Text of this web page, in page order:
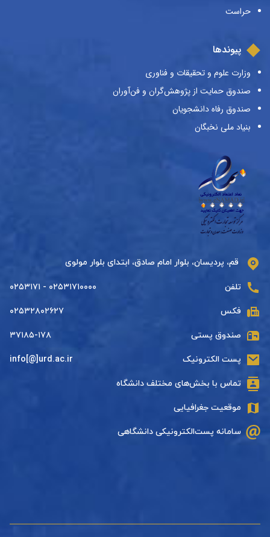
حراست
پیوندها
وزارت علوم و تحقیقات و فناوری
صندوق حمایت از پژوهش‌گران و فن‌آوران
صندوق رفاه دانشجویان
بنیاد ملی نخبگان
قم، پردیسان، بلوار امام صادق، ابتدای بلوار مولوی
تلفن ۰۲۵۳۱۷۱۰۰۰۰ - ۰۲۵۳۱۷۱
فکس ۰۲۵۳۲۸۰۲۶۲۷
صندوق پستی ۳۷۱۸۵-۱۷۸
پست الکترونیک info[@]urd.ac.ir
تماس با بخش‌های مختلف دانشگاه
موقعیت جغرافیایی
سامانه پست‌الکترونیکی دانشگاهی